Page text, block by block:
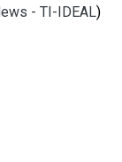
- TI-IDEAL)